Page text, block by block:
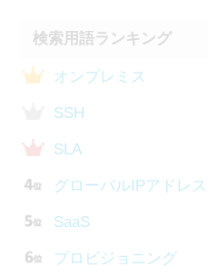
検索用語ランキング
オンプレミス
SSH
SLA
グローバルIPアドレス
SaaS
プロビジョニング